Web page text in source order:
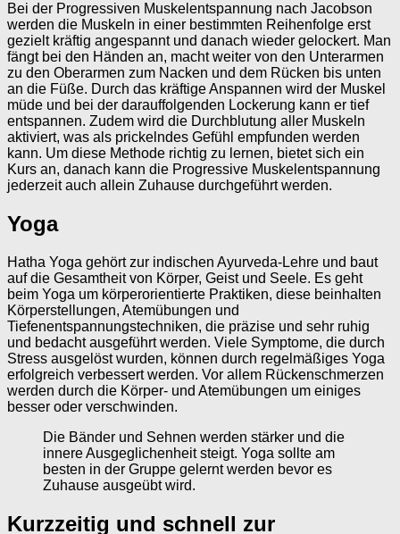
Bei der Progressiven Muskelentspannung nach Jacobson
werden die Muskeln in einer bestimmten Reihenfolge erst
gezielt kräftig angespannt und danach wieder gelockert. Man
fängt bei den Händen an, macht weiter von den Unterarmen
zu den Oberarmen zum Nacken und dem Rücken bis unten
an die Füße. Durch das kräftige Anspannen wird der Muskel
müde und bei der darauffolgenden Lockerung kann er tief
entspannen. Zudem wird die Durchblutung aller Muskeln
aktiviert, was als prickelndes Gefühl empfunden werden
kann. Um diese Methode richtig zu lernen, bietet sich ein
Kurs an, danach kann die Progressive Muskelentspannung
jederzeit auch allein Zuhause durchgeführt werden.
Yoga
Hatha Yoga gehört zur indischen Ayurveda-Lehre und baut
auf die Gesamtheit von Körper, Geist und Seele. Es geht
beim Yoga um körperorientierte Praktiken, diese beinhalten
Körperstellungen, Atemübungen und
Tiefenentspannungstechniken, die präzise und sehr ruhig
und bedacht ausgeführt werden. Viele Symptome, die durch
Stress ausgelöst wurden, können durch regelmäßiges Yoga
erfolgreich verbessert werden. Vor allem Rückenschmerzen
werden durch die Körper- und Atemübungen um einiges
besser oder verschwinden.
Die Bänder und Sehnen werden stärker und die
innere Ausgeglichenheit steigt. Yoga sollte am
besten in der Gruppe gelernt werden bevor es
Zuhause ausgeübt wird.
Kurzzeitig und schnell zur